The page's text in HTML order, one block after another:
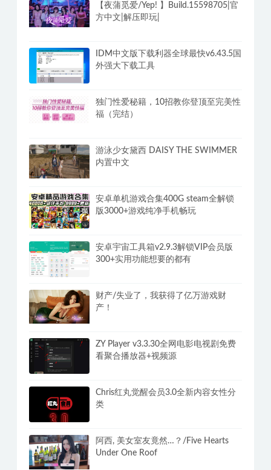
【夜蒲觅爱/Yep! 】Build.15598705|官
方中文|解压即玩|
IDM中文版下载利器全球最快v6.43.5国
外强大下载工具
独门性爱秘籍，10招教你登顶至完美性
福（完结）
游泳少女黛西 DAISY THE SWIMMER
内置中文
安卓单机游戏合集400G steam全解锁
版3000+游戏纯净手机畅玩
安卓宇宙工具箱v2.9.3解锁VIP会员版
300+实用功能想要的都有
财产/失业了，我获得了亿万游戏财
产！
ZY Player v3.3.30全网电影电视剧免费
看聚合播放器+视频源
Chris红丸觉醒会员3.0全新内容女性分
类
阿西, 美女室友竟然…？/Five Hearts
Under One Roof